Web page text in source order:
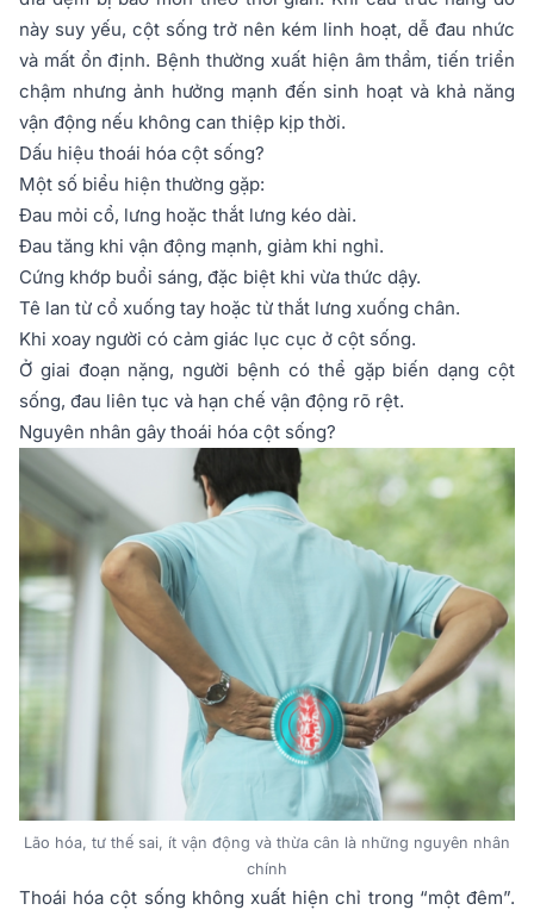
này suy yếu, cột sống trở nên kém linh hoạt, dễ đau nhức
và mất ổn định. Bệnh thường xuất hiện âm thầm, tiến triển
chậm nhưng ảnh hưởng mạnh đến sinh hoạt và khả năng
vận động nếu không can thiệp kịp thời.
Dấu hiệu thoái hóa cột sống?
Một số biểu hiện thường gặp:
Đau mỏi cổ, lưng hoặc thắt lưng kéo dài.
Đau tăng khi vận động mạnh, giảm khi nghỉ.
Cứng khớp buổi sáng, đặc biệt khi vừa thức dậy.
Tê lan từ cổ xuống tay hoặc từ thắt lưng xuống chân.
Khi xoay người có cảm giác lục cục ở cột sống.
Ở giai đoạn nặng, người bệnh có thể gặp biến dạng cột
sống, đau liên tục và hạn chế vận động rõ rệt.
Nguyên nhân gây thoái hóa cột sống?
Lão hóa, tư thế sai, ít vận động và thừa cân là những nguyên nhân
chính
Thoái hóa cột sống không xuất hiện chỉ trong “một đêm”.